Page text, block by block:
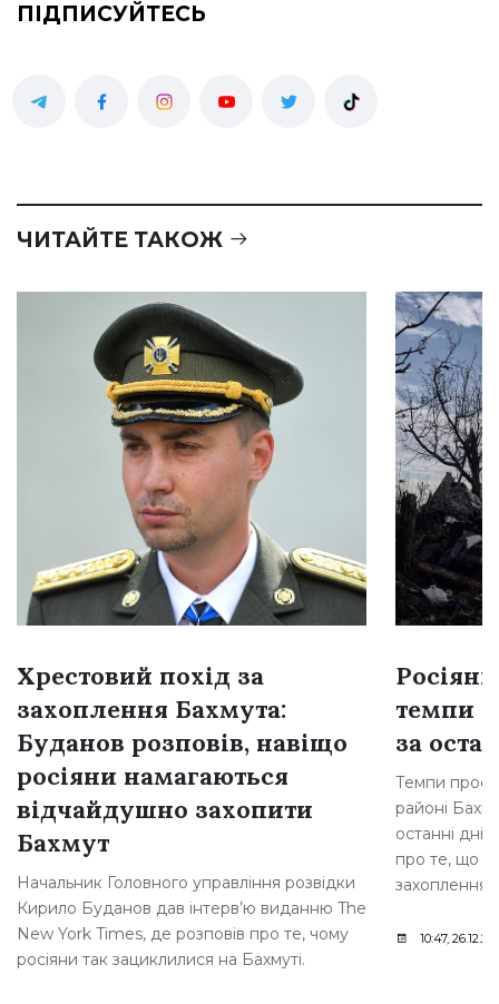
ПІДПИСУЙТЕСЬ
ЧИТАЙТЕ ТАКОЖ
Хрестовий похід за
захоплення Бахмута:
Буданов розповів, навіщо
росіяни намагаються
відчайдушно захопити
Бахмут
Начальник Головного управління розвідки
Кирило Буданов дав інтерв’ю виданню The
New York Times, де розповів про те, чому
росіяни так зациклилися на Бахмуті.
темпи
за
Темпи
районі
останні
про те, що
захоплення
10:47,